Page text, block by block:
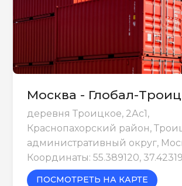
Москва - Глобал-
деревня Троицкое, 2Ас1,
Краснопахорский район,
административный округ,
Координаты: 55.389120,
ПОСМОТРЕТЬ НА КАРТЕ